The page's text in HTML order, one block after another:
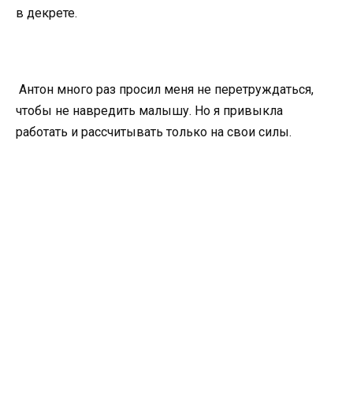
в декрете.
Антон много раз просил меня не перетруждаться,
чтобы не навредить малышу. Но я привыкла
работать и рассчитывать только на свои силы.